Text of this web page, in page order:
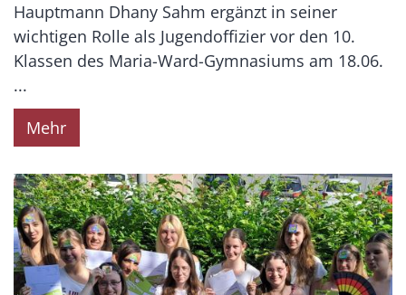
Hauptmann Dhany Sahm ergänzt in seiner
wichtigen Rolle als Jugendoffizier vor den 10.
Klassen des Maria-Ward-Gymnasiums am 18.06.
...
Mehr